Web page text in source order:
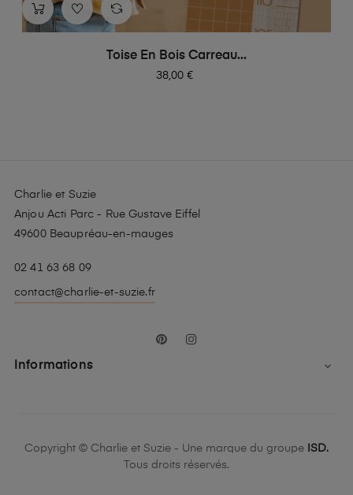
Toise En Bois Carreau...
Prix
38,00 €
Charlie et Suzie
Anjou Acti Parc - Rue Gustave Eiffel
49600 Beaupréau-en-mauges
02 41 63 68 09
contact@charlie-et-suzie.fr
Pinterest
Informations 
Copyright © Charlie et Suzie - Une marque du groupe ISD.
Tous droits réservés.